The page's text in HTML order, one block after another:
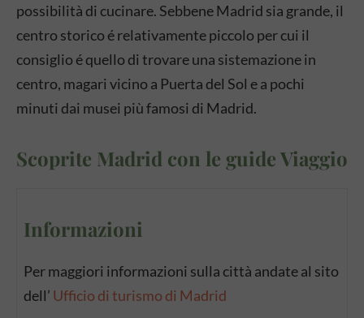
possibilità di cucinare. Sebbene Madrid sia grande, il
centro storico é relativamente piccolo per cui il
consiglio é quello di trovare una sistemazione in
centro, magari vicino a Puerta del Sol e a pochi
minuti dai musei più famosi di Madrid.
Scoprite Madrid con le guide Viaggio
Informazioni
Per maggiori informazioni sulla città andate al sito
dell’ Ufficio di turismo di Madrid